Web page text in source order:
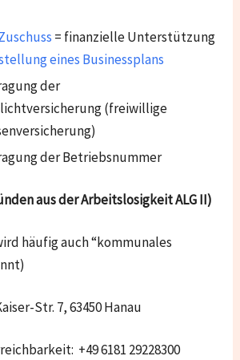
= finanzielle Unterstützung
eines Businessplans
der
(freiwillige
der Betriebsnummer
aus der Arbeitslosigkeit ALG II)
häufig auch “kommunales
Str. 7, 63450 Hanau
+49 6181 29228300